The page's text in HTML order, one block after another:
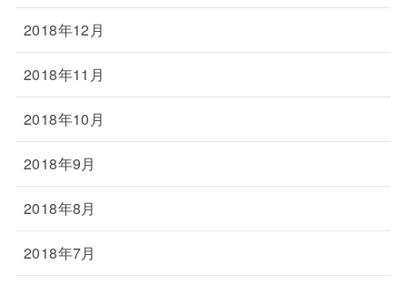
2018年12月
2018年11月
2018年10月
2018年9月
2018年8月
2018年7月